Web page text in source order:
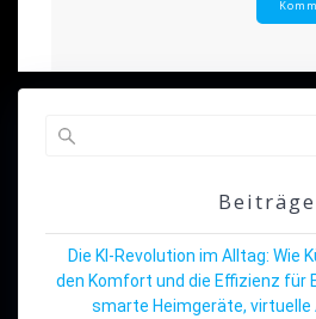
Beiträge
Die KI-Revolution im Alltag: Wie
den Komfort und die Effizienz für
smarte Heimgeräte,